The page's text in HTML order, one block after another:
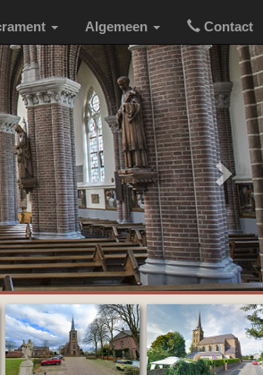
Algemeen Contact
Next